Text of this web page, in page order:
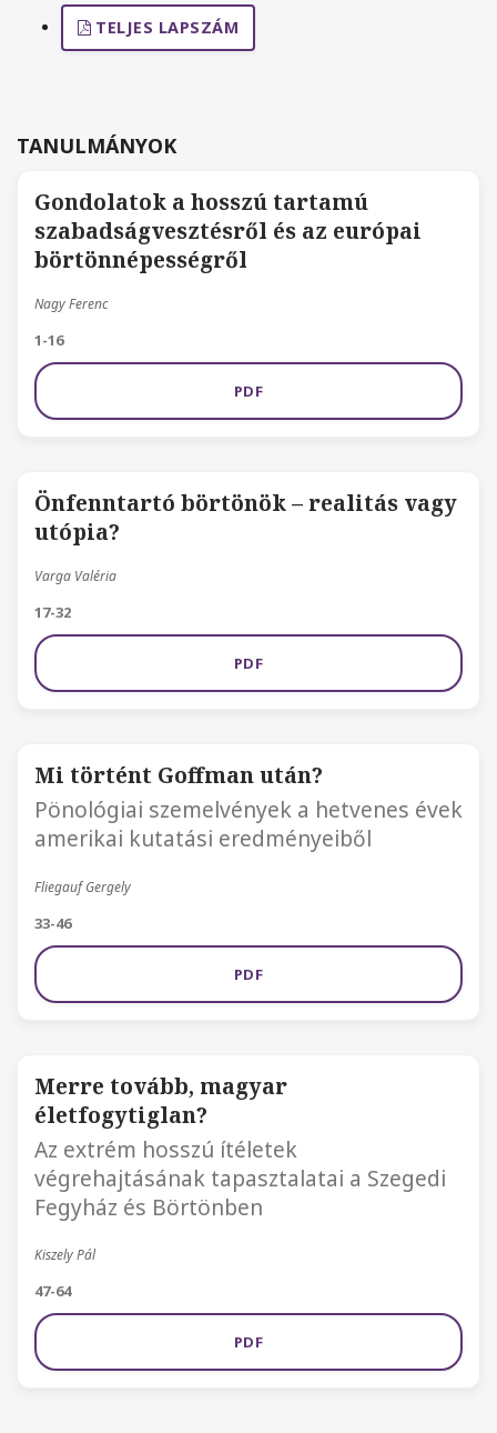
TELJES LAPSZÁM
TANULMÁNYOK
Gondolatok a hosszú tartamú
szabadságvesztésről és az európai
börtönnépességről
Nagy Ferenc
1-16
PDF
Önfenntartó börtönök – realitás vagy
utópia?
Varga Valéria
17-32
PDF
Mi történt Goffman után?
Pönológiai szemelvények a hetvenes évek
amerikai kutatási eredményeiből
Fliegauf Gergely
33-46
PDF
Merre tovább, magyar
életfogytiglan?
Az extrém hosszú ítéletek
végrehajtásának tapasztalatai a Szegedi
Fegyház és Börtönben
Kiszely Pál
47-64
PDF